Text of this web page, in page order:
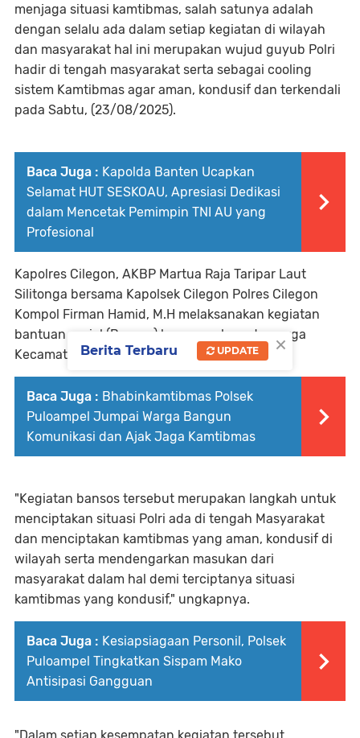
menjaga situasi kamtibmas, salah satunya adalah
dengan selalu ada dalam setiap kegiatan di wilayah
dan masyarakat hal ini merupakan wujud guyub Polri
hadir di tengah masyarakat serta sebagai cooling
sistem Kamtibmas agar aman, kondusif dan terkendali
pada Sabtu, (23/08/2025).
Baca Juga : Kapolda Banten Ucapkan
Selamat HUT SESKOAU, Apresiasi Dedikasi
dalam Mencetak Pemimpin TNI AU yang
Profesional
Kapolres Cilegon, AKBP Martua Raja Taripar Laut
Silitonga bersama Kapolsek Cilegon Polres Cilegon
Kompol Firman Hamid, M.H melaksanakan kegiatan
bantuan sosial (Bansos) langsung kepada warga
Kecamatan Cilegon.
Baca Juga : Bhabinkamtibmas Polsek
Puloampel Jumpai Warga Bangun
Komunikasi dan Ajak Jaga Kamtibmas
"Kegiatan bansos tersebut merupakan langkah untuk
menciptakan situasi Polri ada di tengah Masyarakat
dan menciptakan kamtibmas yang aman, kondusif di
wilayah serta mendengarkan masukan dari
masyarakat dalam hal demi terciptanya situasi
kamtibmas yang kondusif," ungkapnya.
Baca Juga : Kesiapsiagaan Personil, Polsek
Puloampel Tingkatkan Sispam Mako
Antisipasi Gangguan
"Dalam setiap kesempatan kegiatan tersebut
×
Berita Terbaru UPDATE